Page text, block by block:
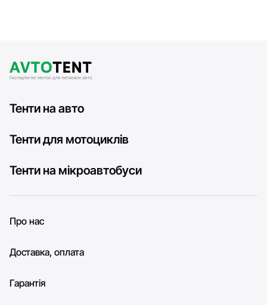
Тенти на авто
Тенти для мотоциклів
Тенти на мікроавтобуси
Про нас
Доставка, оплата
Гарантія